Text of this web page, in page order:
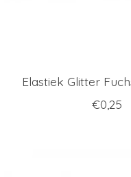
Elastiek Glitter
€0,25